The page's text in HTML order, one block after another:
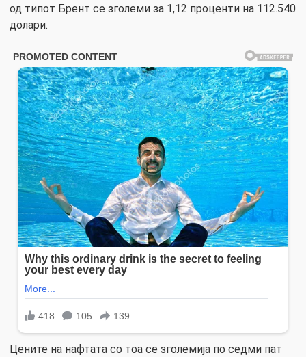
од типот Брент се зголеми за 1,12 проценти на 112.540
долари.
Цените на нафтата со тоа се зголемија по седми пат